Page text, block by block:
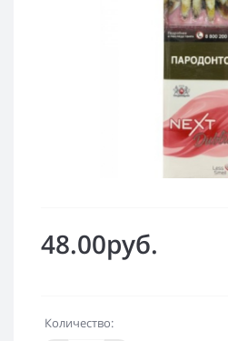
48.00руб.
Количество: